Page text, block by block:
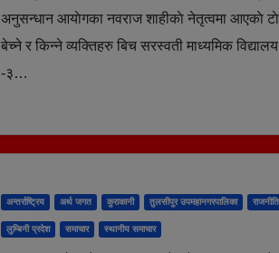
अनुसन्धान आयाेगका नवराज शाहीकाे नेतृत्वमा आएकाे
बेच्ने र किन्ने व्यक्तिहरु बिच सरस्वती माध्यमिक
-३…
अन्तर्राष्ट्रिय अर्थ जगत कुराकानी तुलसीपुर उपमहानगरपालिका राजनीति
लुम्बिनी प्रदेश समाचार स्थानीय समाचार